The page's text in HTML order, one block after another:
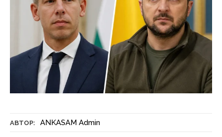
АВТОР: ANKASAM Admin